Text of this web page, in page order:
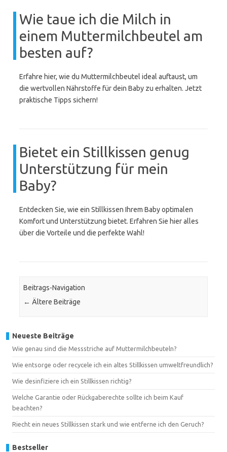
Wie taue ich die Milch in
einem Muttermilchbeutel am
besten auf?
Erfahre hier, wie du Muttermilchbeutel ideal auftaust, um
die wertvollen Nährstoffe für dein Baby zu erhalten. Jetzt
praktische Tipps sichern!
Bietet ein Stillkissen genug
Unterstützung für mein
Baby?
Entdecken Sie, wie ein Stillkissen Ihrem Baby optimalen
Komfort und Unterstützung bietet. Erfahren Sie hier alles
über die Vorteile und die perfekte Wahl!
Beitrags-Navigation
← Ältere Beiträge
Neueste Beiträge
Wie genau sind die Messstriche auf Muttermilchbeuteln?
Wie entsorge oder recycele ich ein altes Stillkissen umweltfreundlich?
Wie desinfiziere ich ein Stillkissen richtig?
Welche Garantie oder Rückgaberechte sollte ich beim Kauf
beachten?
Riecht ein neues Stillkissen stark und wie entferne ich den Geruch?
Bestseller